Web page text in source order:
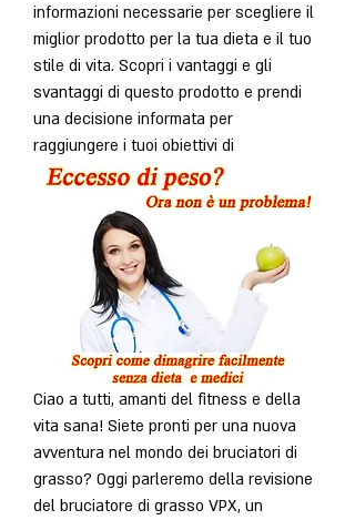
informazioni necessarie per scegliere il
miglior prodotto per la tua dieta e il tuo
stile di vita. Scopri i vantaggi e gli
svantaggi di questo prodotto e prendi
una decisione informata per
raggiungere i tuoi obiettivi di
Ciao a tutti, amanti del fitness e della
vita sana! Siete pronti per una nuova
avventura nel mondo dei bruciatori di
grasso? Oggi parleremo della revisione
del bruciatore di grasso VPX, un